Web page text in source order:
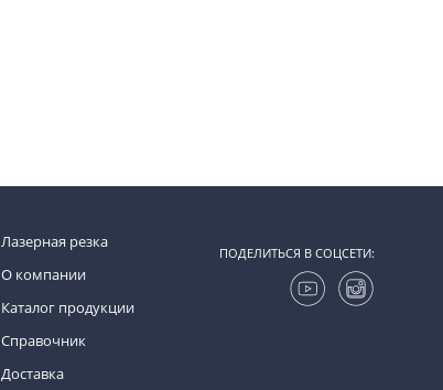
Лазерная резка
О компании
Каталог продукции
Справочник
Доставка
ПОДЕЛИТЬСЯ В СОЦСЕТИ: